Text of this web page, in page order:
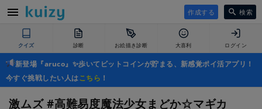
作成する 検索
クイズ 診断 お絵描き診断 大喜利 ログイン
新登場『aruco』✨歩いてビットコインが貯まる、新感覚ポイ活アプリ！
今すぐ挑戦したい人はこちら ！
激ムズ #高難易度魔法少女まどか☆マギカ